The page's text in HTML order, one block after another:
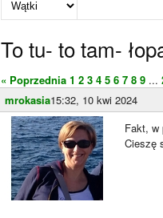
To tu- to tam-
« Poprzednia 1 2 3 4 5 6 7 8 9 ...
mrokasia15:32, 10 kwi 2024
Fakt, w
Cieszę